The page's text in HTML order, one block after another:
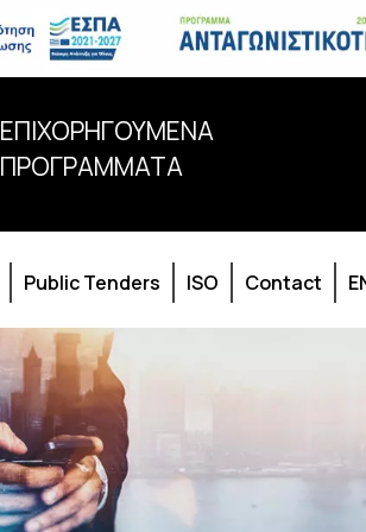
ΕΠΙΧΟΡΗΓΟΥΜΕΝΑ
ΠΡΟΓΡΑΜΜΑΤΑ
Public Tenders ISO Contact